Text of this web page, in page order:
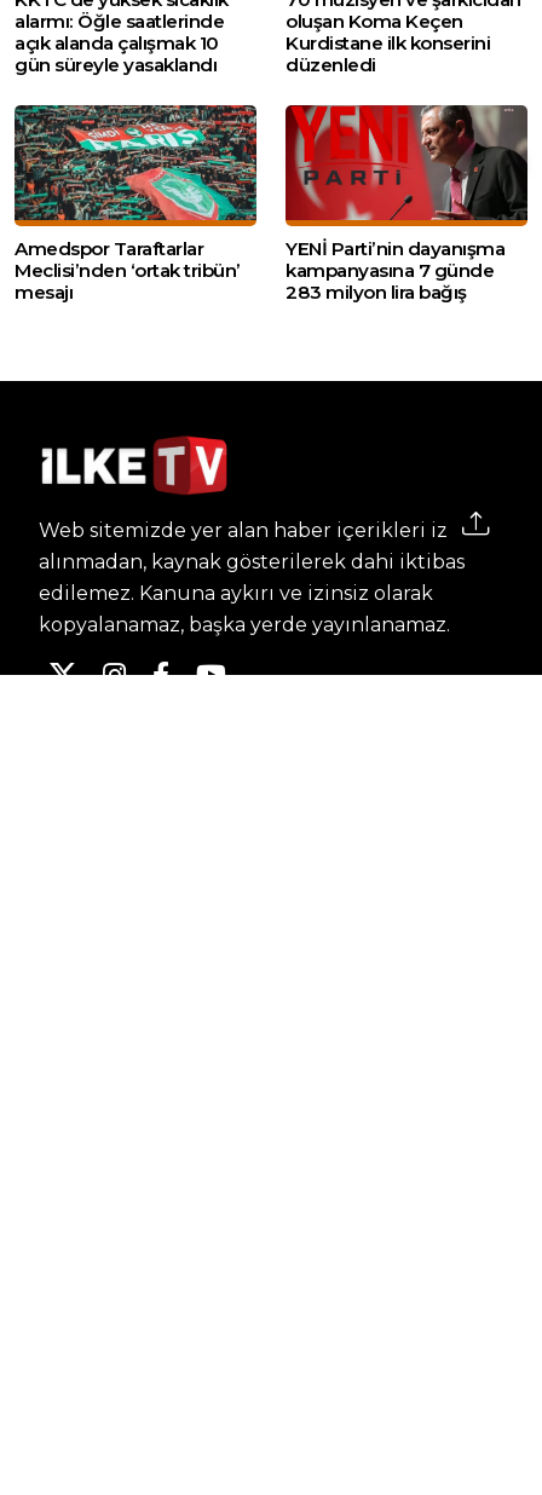
alarmı: Öğle saatlerinde
açık alanda çalışmak 10
gün süreyle yasaklandı
oluşan Koma Keçen
Kurdistane ilk konserini
düzenledi
Amedspor Taraftarlar
Meclisi’nden ‘ortak tribün’
mesajı
YENİ Parti’nin dayanışma
kampanyasına 7 günde
283 milyon lira bağış
Web sitemizde yer alan haber içerikleri izin
alınmadan, kaynak gösterilerek dahi iktibas
edilemez. Kanuna aykırı ve izinsiz olarak
kopyalanamaz, başka yerde yayınlanamaz.